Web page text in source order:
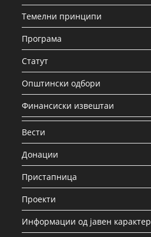
Темелни принципи
Програма
Статут
Општински одбори
Финансиски извештаи
Вести
Донации
Пристапница
Проекти
Информации од јавен карактер